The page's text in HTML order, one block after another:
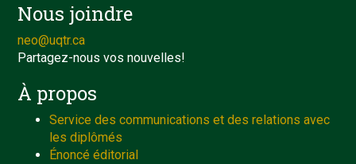
Nous joindre
neo@uqtr.ca
Partagez-nous vos nouvelles!
À propos
Service des communications et des relations avec
les diplômés
Énoncé éditorial